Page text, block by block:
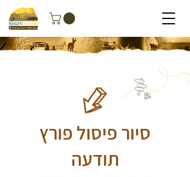
סיור פיסול פורץ
תודעה